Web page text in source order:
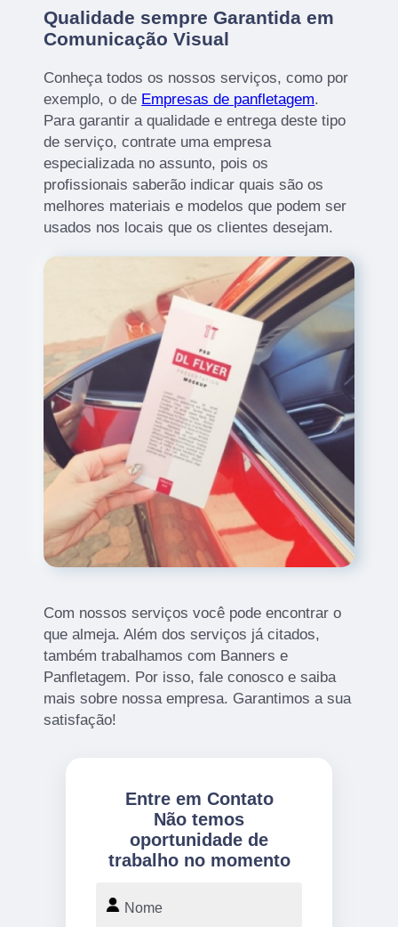
Qualidade sempre Garantida em
Comunicação Visual
Conheça todos os nossos serviços, como por
exemplo, o de Empresas de panfletagem.
Para garantir a qualidade e entrega deste tipo
de serviço, contrate uma empresa
especializada no assunto, pois os
profissionais saberão indicar quais são os
melhores materiais e modelos que podem ser
usados nos locais que os clientes desejam.
Com nossos serviços você pode encontrar o
que almeja. Além dos serviços já citados,
também trabalhamos com Banners e
Panfletagem. Por isso, fale conosco e saiba
mais sobre nossa empresa. Garantimos a sua
satisfação!
Entre em Contato
Não temos
oportunidade de
trabalho no momento